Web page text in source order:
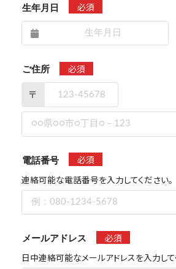
生年月日 必須
ご住所 必須
〒
電話番号
必須
連絡可能な電話番号を入力してください。
メールアドレス
必須
日中連絡可能なメールアドレスを入力して